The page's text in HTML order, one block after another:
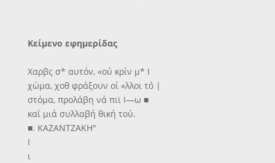
Κείμενο εφημερίδας
Χαρβς σ* αυτόν, «ού κρΐν μ* Ι
χώμα, χοθ φράξουν οί «λλοι τό |
στόμα, προλάβη νά πιϊ Ι—ω ■
καΐ μιά συλλαβή θική τού.
■. ΚΑΖΑΝΤΖΑΚΗ"
Ι
ι